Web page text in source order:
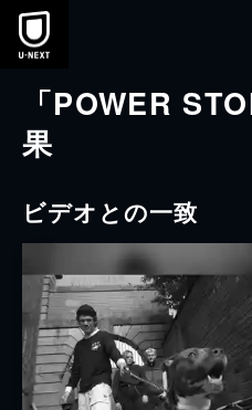
本文へスキップ
「POWER
果
ビデオとの一致